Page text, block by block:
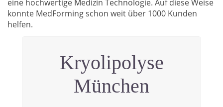
eine hochwertige Medizin Technologie. Auf diese Weise
konnte MedForming schon weit über 1000 Kunden
helfen.
Kryolipolyse
München